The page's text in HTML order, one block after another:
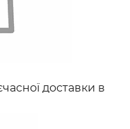
доставки в